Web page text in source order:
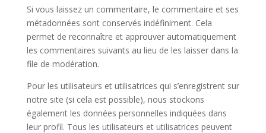
Si vous laissez un commentaire, le commentaire et ses
métadonnées sont conservés indéfiniment. Cela
permet de reconnaître et approuver automatiquement
les commentaires suivants au lieu de les laisser dans la
file de modération.
Pour les utilisateurs et utilisatrices qui s’enregistrent sur
notre site (si cela est possible), nous stockons
également les données personnelles indiquées dans
leur profil. Tous les utilisateurs et utilisatrices peuvent